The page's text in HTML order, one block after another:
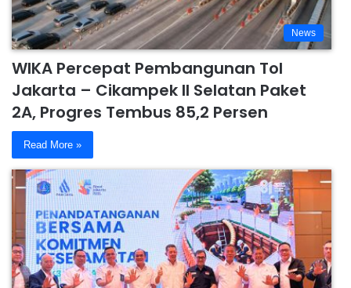
News
WIKA Percepat Pembangunan Tol
Jakarta – Cikampek II Selatan Paket
2A, Progres Tembus 85,2 Persen
Read More »